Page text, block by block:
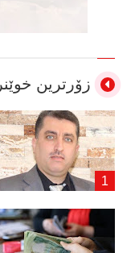
زۆرترین